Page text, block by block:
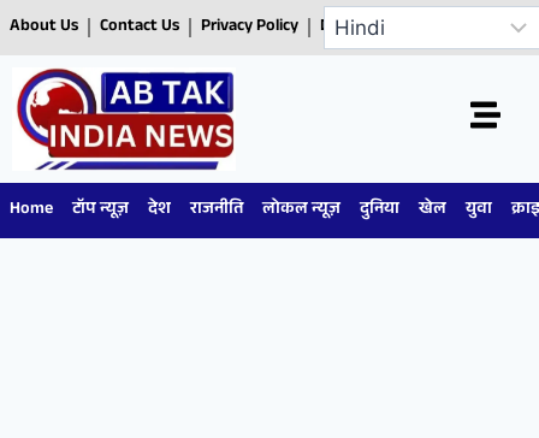
About Us Contact Us Privacy Policy Disclaimer
Home टॉप न्यूज़ देश राजनीति लोकल न्यूज़ दुनिया खेल युवा